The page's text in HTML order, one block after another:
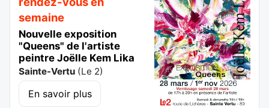
semaine
Nouvelle exposition
"Queens" de l'artiste
peintre Joëlle Kem Lika
Sainte-Vertu (Le 2)
En savoir plus